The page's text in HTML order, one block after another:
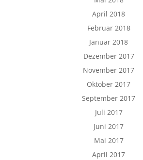
April 2018
Februar 2018
Januar 2018
Dezember 2017
November 2017
Oktober 2017
September 2017
Juli 2017
Juni 2017
Mai 2017
April 2017